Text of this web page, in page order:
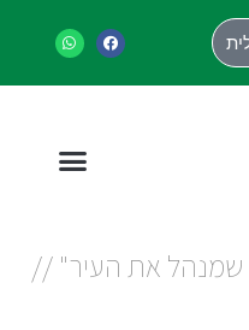
שמנהל את העיר" //